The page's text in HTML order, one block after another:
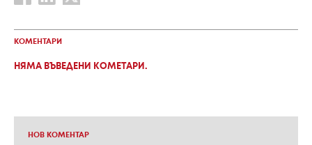
КОМЕНТАРИ
НЯМА ВЪВЕДЕНИ КОМЕТАРИ.
НОВ КОМЕНТАР